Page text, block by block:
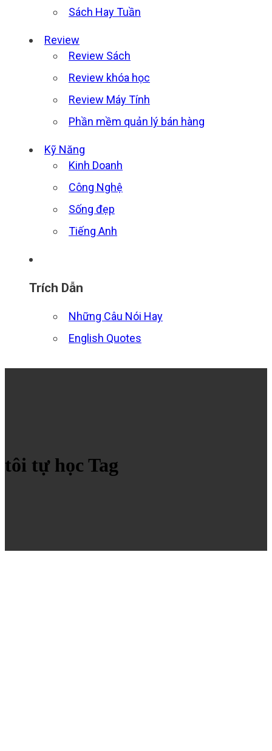
Sách Hay Tuần
Review
Review Sách
Review khóa học
Review Máy Tính
Phần mềm quản lý bán hàng
Kỹ Năng
Kinh Doanh
Công Nghệ
Sống đẹp
Tiếng Anh
Trích Dẫn
Những Câu Nói Hay
English Quotes
tôi tự học Tag